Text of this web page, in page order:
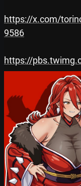
https://x.com/
9586
https://